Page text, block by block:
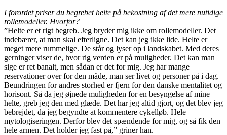
I forordet priser du begrebet helte på bekostning af det mere nutidige
rollemodeller. Hvorfor?
”Helte er et rigt begreb. Jeg bryder mig ikke om rollemodeller. Det
indebærer, at man skal efterligne. Det kan jeg ikke lide. Helte er
meget mere rummelige. De står og lyser op i landskabet. Med deres
gerninger viser de, hvor rig verden er på muligheder. Det kan man
sige er ret banalt, men sådan er det for mig. Jeg har mange
reservationer over for den måde, man ser livet og personer på i dag.
Beundringen for andres storhed er fjern for den danske mentalitet og
horisont. Så da jeg øjnede muligheden for en besyngelse af mine
helte, greb jeg den med glæde. Det har jeg altid gjort, og det blev jeg
bebrejdet, da jeg begyndte at kommentere cykelløb. Hele
mytologiseringen. Derfor blev det spændende for mig, og så fik den
hele armen. Det holder jeg fast på,” griner han.